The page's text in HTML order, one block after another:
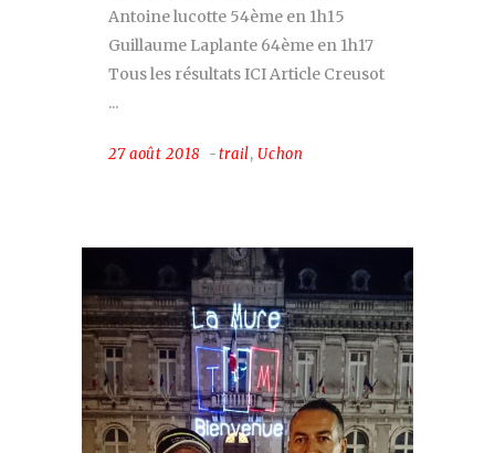
Antoine lucotte 54ème en 1h15
Guillaume Laplante 64ème en 1h17
Tous les résultats ICI Article Creusot
27 août 2018 trail, Uchon